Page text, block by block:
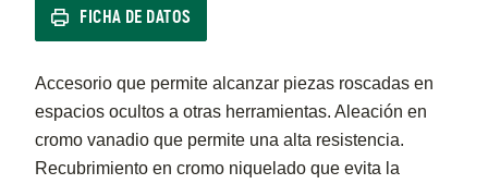
FICHA DE DATOS
Accesorio que permite alcanzar piezas roscadas en
espacios ocultos a otras herramientas. Aleación en
cromo vanadio que permite una alta resistencia.
Recubrimiento en cromo niquelado que evita la